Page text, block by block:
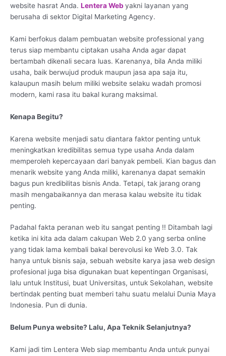
website hasrat Anda. Lentera Web yakni layanan yang
berusaha di sektor Digital Marketing Agency.
Kami berfokus dalam pembuatan website professional yang
terus siap membantu ciptakan usaha Anda agar dapat
bertambah dikenali secara luas. Karenanya, bila Anda miliki
usaha, baik berwujud produk maupun jasa apa saja itu,
kalaupun masih belum miliki website selaku wadah promosi
modern, kami rasa itu bakal kurang maksimal.
Kenapa Begitu?
Karena website menjadi satu diantara faktor penting untuk
meningkatkan kredibilitas semua type usaha Anda dalam
memperoleh kepercayaan dari banyak pembeli. Kian bagus dan
menarik website yang Anda miliki, karenanya dapat semakin
bagus pun kredibilitas bisnis Anda. Tetapi, tak jarang orang
masih mengabaikannya dan merasa kalau website itu tidak
penting.
Padahal fakta peranan web itu sangat penting !! Ditambah lagi
ketika ini kita ada dalam cakupan Web 2.0 yang serba online
yang tidak lama kembali bakal berevolusi ke Web 3.0. Tak
hanya untuk bisnis saja, sebuah website karya jasa web design
profesional juga bisa digunakan buat kepentingan Organisasi,
lalu untuk Institusi, buat Universitas, untuk Sekolahan, website
bertindak penting buat memberi tahu suatu melalui Dunia Maya
Indonesia. Pun di dunia.
Belum Punya website? Lalu, Apa Teknik Selanjutnya?
Kami jadi tim Lentera Web siap membantu Anda untuk punyai